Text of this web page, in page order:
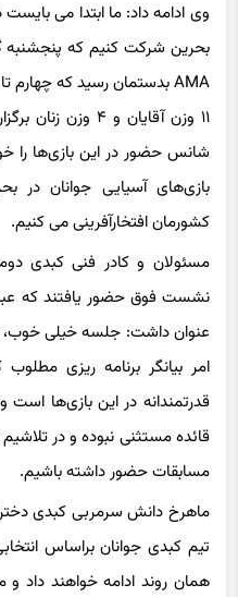
وی ادامه داد: ما ابتدا می
بحرین شرکت کنیم که پنجشنبه
شانس حضور در این بازی‌ها را
بازی‌های آسیایی جوانان در
کشورمان افتخارآفرینی می کنیم.
مسئولان و کادر فنی کبدی
نشست فوق حضور یافتند که
عنوان داشت: جلسه خیلی خوب،‌
امر بیانگر برنامه ریزی
قدرتمندانه در این بازی‌ها
قائده مستثنی نبوده و در
مسابقات حضور داشته باشیم.
ماهرخ دانش سرمربی کبدی
تیم کبدی جوانان براساس
همان روند ادامه خواهند داد